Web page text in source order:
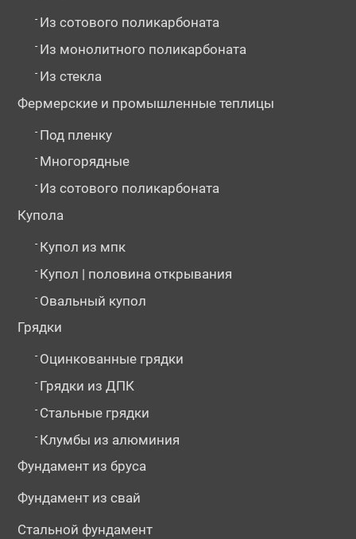
- Из сотового поликарбоната
- Из монолитного поликарбоната
- Из стекла
Фермерские и промышленные теплицы
- Под пленку
- Многорядные
- Из сотового поликарбоната
Купола
- Купол из мпк
- Купол | половина открывания
- Овальный купол
Грядки
- Оцинкованные грядки
- Грядки из ДПК
- Стальные грядки
- Клумбы из алюминия
Фундамент из бруса
Фундамент из свай
Стальной фундамент